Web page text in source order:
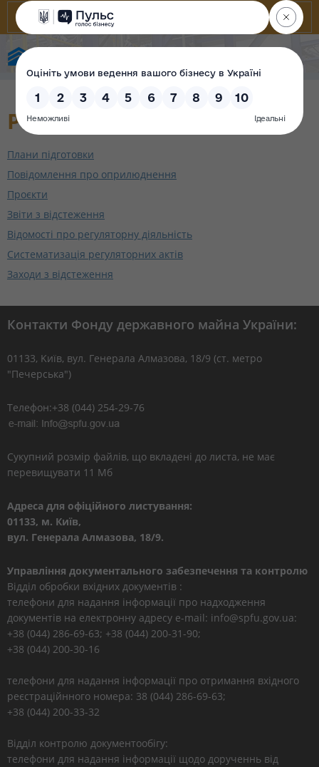
Регуляторні акти
Плани підготовки
Повідомлення про оприлюднення
Проєкти
Звіти з відстеження
Відомості про регуляторну діяльність
Систематизація регуляторних актів
Заходи з відстеження
Контакти Фонду державного майна України:
01133, Kиїв, вул. Генерала Алмазова, 18/9 (ст. метро
"Печерська")
Телефон:+38 (044) 254-29-76
Сукупний розмір файлів, що вкладені до листа, не має
перевищувати 11 Мб
Адреса для офіційного листування:
01133, м. Київ,
вул. Генерала Алмазова, 18/9.
Управління документального забезпечення та контролю
Відділ обробки вхідних документів :
телефони для надання інформації про надходження
документів на електронну адресу e-mail: info@spfu.gov.ua:
+38 (044) 286-69-63; +38 (044) 200-31-90;
+38 (044) 200-30-16
телефони для надання інформації про отримання вхідного
реєстраційнного номера: 38 (044) 286-69-63;
+38 (044) 200-33-32
Відділ контролю документообігу:
телефони для надання інформації щодо дорученнь від